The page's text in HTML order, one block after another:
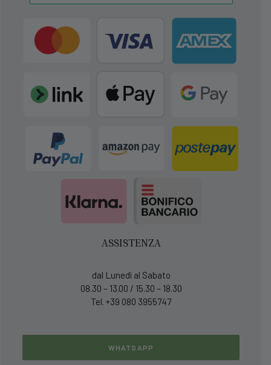
ASSISTENZA
dal Lunedì al Sabato
08.30 – 13.00 / 15.30 – 18.30
Tel. +39 080 3955747
WHATSAPP